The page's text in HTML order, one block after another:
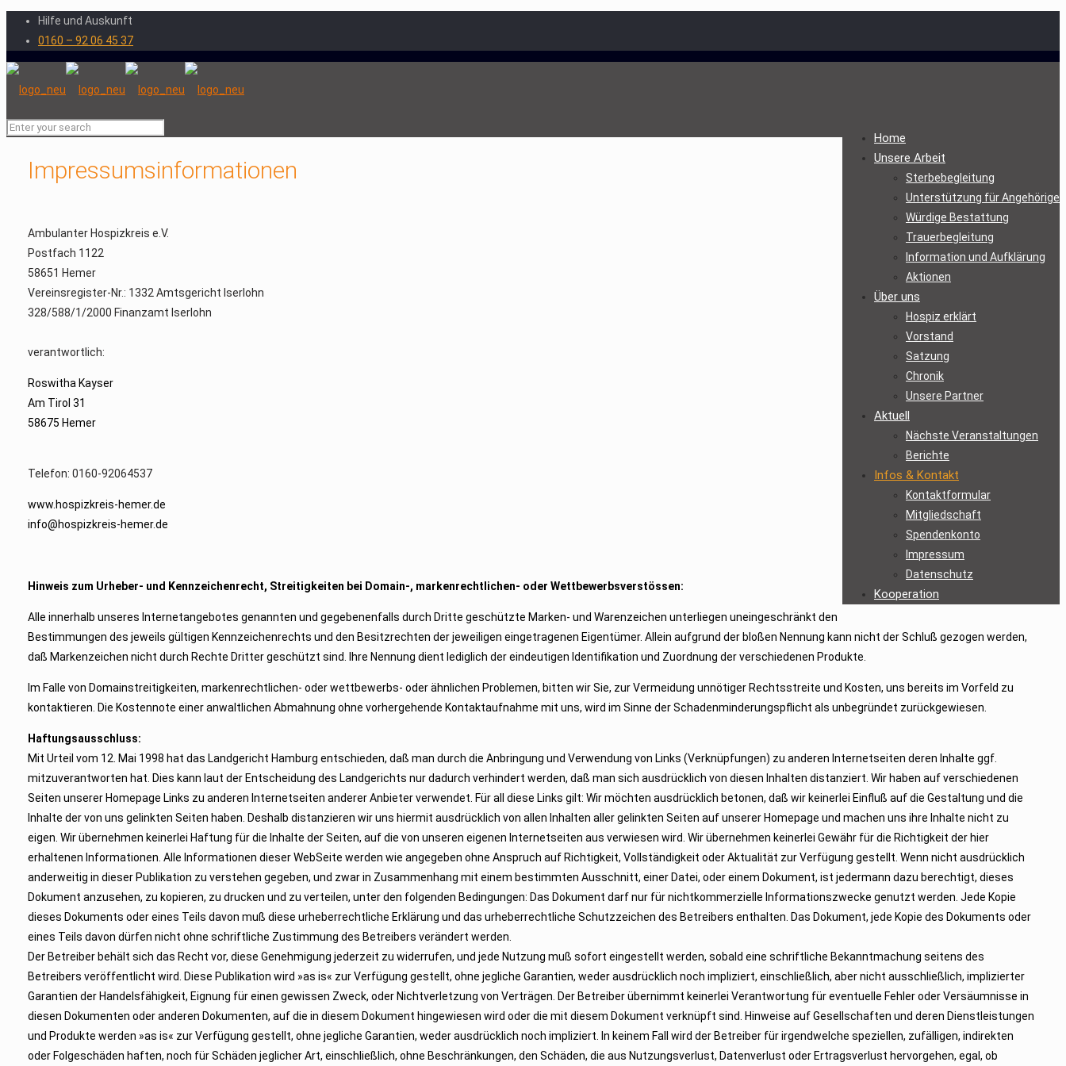
Hilfe und Auskunft
0160 – 92 06 45 37
Home
Unsere Arbeit
Sterbebegleitung
Unterstützung für Angehörige
Würdige Bestattung
Trauerbegleitung
Information und Aufklärung
Aktionen
Über uns
Hospiz erklärt
Vorstand
Satzung
Chronik
Unsere Partner
Aktuell
Nächste Veranstaltungen
Berichte
Infos & Kontakt
Kontaktformular
Mitgliedschaft
Spendenkonto
Impressum
Datenschutz
Kooperation
Impressumsinformationen
Ambulanter Hospizkreis e.V.
Postfach 1122
58651 Hemer
Vereinsregister-Nr.: 1332 Amtsgericht Iserlohn
328/588/1/2000 Finanzamt Iserlohn
verantwortlich:
Roswitha Kayser
Am Tirol 31
58675 Hemer
Telefon: 0160-92064537
www.hospizkreis-hemer.de
info@hospizkreis-hemer.de
Hinweis zum Urheber- und Kennzeichenrecht, Streitigkeiten bei Domain-, markenrechtlichen- oder Wettbewerbsverstössen:
Alle innerhalb unseres Internetangebotes genannten und gegebenenfalls durch Dritte geschützte Marken- und Warenzeichen unterliegen uneingeschränkt den
Bestimmungen des jeweils gültigen Kennzeichenrechts und den Besitzrechten der jeweiligen eingetragenen Eigentümer. Allein aufgrund der bloßen Nennung kann nicht der Schluß gezogen werden,
daß Markenzeichen nicht durch Rechte Dritter geschützt sind. Ihre Nennung dient lediglich der eindeutigen Identifikation und Zuordnung der verschiedenen Produkte.
Im Falle von Domainstreitigkeiten, markenrechtlichen- oder wettbewerbs- oder ähnlichen Problemen, bitten wir Sie, zur Vermeidung unnötiger Rechtsstreite und Kosten, uns bereits im Vorfeld zu
kontaktieren. Die Kostennote einer anwaltlichen Abmahnung ohne vorhergehende Kontaktaufnahme mit uns, wird im Sinne der Schadenminderungspflicht als unbegründet zurückgewiesen.
Haftungsausschluss:
Mit Urteil vom 12. Mai 1998 hat das Landgericht Hamburg entschieden, daß man durch die Anbringung und Verwendung von Links (Verknüpfungen) zu anderen Internetseiten deren Inhalte ggf.
mitzuverantworten hat. Dies kann laut der Entscheidung des Landgerichts nur dadurch verhindert werden, daß man sich ausdrücklich von diesen Inhalten distanziert. Wir haben auf verschiedenen
Seiten unserer Homepage Links zu anderen Internetseiten anderer Anbieter verwendet. Für all diese Links gilt: Wir möchten ausdrücklich betonen, daß wir keinerlei Einfluß auf die Gestaltung und die
Inhalte der von uns gelinkten Seiten haben. Deshalb distanzieren wir uns hiermit ausdrücklich von allen Inhalten aller gelinkten Seiten auf unserer Homepage und machen uns ihre Inhalte nicht zu
eigen. Wir übernehmen keinerlei Haftung für die Inhalte der Seiten, auf die von unseren eigenen Internetseiten aus verwiesen wird. Wir übernehmen keinerlei Gewähr für die Richtigkeit der hier
erhaltenen Informationen. Alle Informationen dieser WebSeite werden wie angegeben ohne Anspruch auf Richtigkeit, Vollständigkeit oder Aktualität zur Verfügung gestellt. Wenn nicht ausdrücklich
anderweitig in dieser Publikation zu verstehen gegeben, und zwar in Zusammenhang mit einem bestimmten Ausschnitt, einer Datei, oder einem Dokument, ist jedermann dazu berechtigt, dieses
Dokument anzusehen, zu kopieren, zu drucken und zu verteilen, unter den folgenden Bedingungen: Das Dokument darf nur für nichtkommerzielle Informationszwecke genutzt werden. Jede Kopie
dieses Dokuments oder eines Teils davon muß diese urheberrechtliche Erklärung und das urheberrechtliche Schutzzeichen des Betreibers enthalten. Das Dokument, jede Kopie des Dokuments oder
eines Teils davon dürfen nicht ohne schriftliche Zustimmung des Betreibers verändert werden.
Der Betreiber behält sich das Recht vor, diese Genehmigung jederzeit zu widerrufen, und jede Nutzung muß sofort eingestellt werden, sobald eine schriftliche Bekanntmachung seitens des
Betreibers veröffentlicht wird. Diese Publikation wird »as is« zur Verfügung gestellt, ohne jegliche Garantien, weder ausdrücklich noch impliziert, einschließlich, aber nicht ausschließlich, implizierter
Garantien der Handelsfähigkeit, Eignung für einen gewissen Zweck, oder Nichtverletzung von Verträgen. Der Betreiber übernimmt keinerlei Verantwortung für eventuelle Fehler oder Versäumnisse in
diesen Dokumenten oder anderen Dokumenten, auf die in diesem Dokument hingewiesen wird oder die mit diesem Dokument verknüpft sind. Hinweise auf Gesellschaften und deren Dienstleistungen
und Produkte werden »as is« zur Verfügung gestellt, ohne jegliche Garantien, weder ausdrücklich noch impliziert. In keinem Fall wird der Betreiber für irgendwelche speziellen, zufälligen, indirekten
oder Folgeschäden haften, noch für Schäden jeglicher Art, einschließlich, ohne Beschränkungen, den Schäden, die aus Nutzungsverlust, Datenverlust oder Ertragsverlust hervorgehen, egal, ob